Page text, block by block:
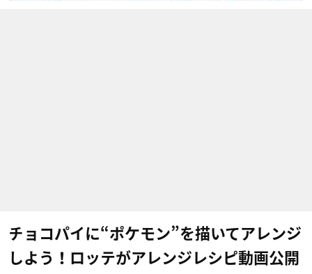
チョコパイに“ポケモン”を描いてアレンジ
しよう！ロッテがアレンジレシピ動画公開